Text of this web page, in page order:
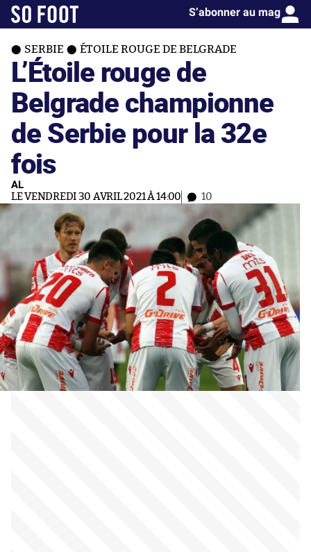
S’abonner au mag
SERBIE ÉTOILE ROUGE DE BELGRADE
L’Étoile rouge de
Belgrade championne
de Serbie pour la 32e
fois
AL
LE VENDREDI 30 AVRIL 2021 À 14:00 10